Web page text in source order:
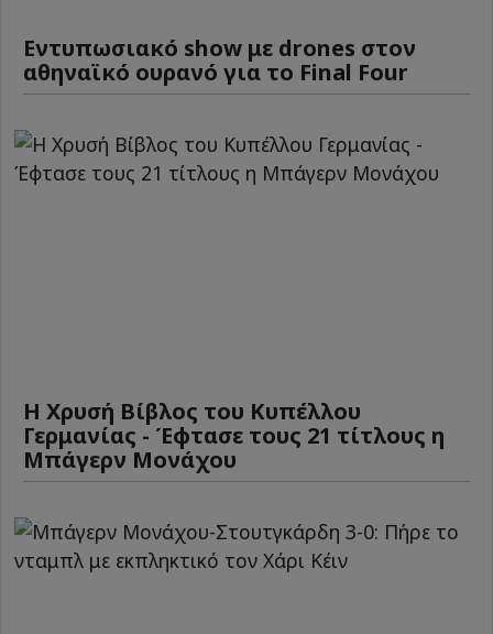
Εντυπωσιακό show με drones στον
αθηναϊκό ουρανό για το Final Four
Η Χρυσή Βίβλος του Κυπέλλου
Γερμανίας - Έφτασε τους 21 τίτλους η
Μπάγερν Μονάχου